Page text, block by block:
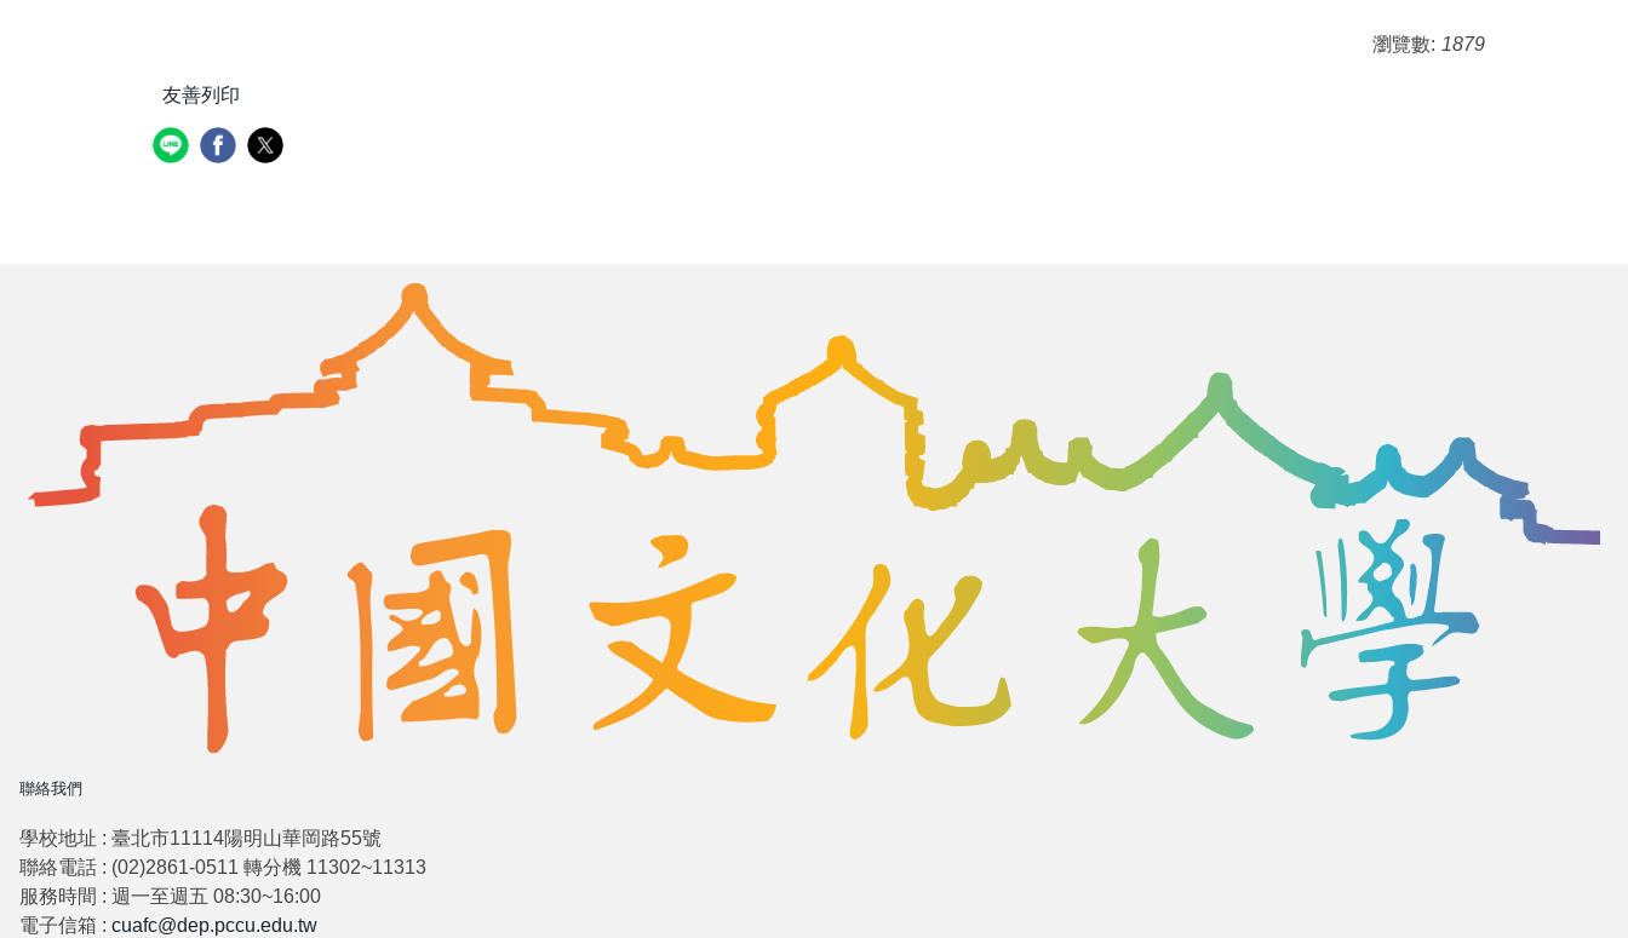
瀏覽數: 1879
友善列印
聯絡我們
學校地址 : 臺北市11114陽明山華岡路55號
聯絡電話 : (02)2861-0511 轉分機 11302~11313
服務時間 : 週一至週五 08:30~16:00
電子信箱 : cuafc@dep.pccu.edu.tw